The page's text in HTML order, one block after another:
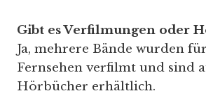
Gibt es Verfilmungen oder
Ja, mehrere Bände wurden
Fernsehen verfilmt und sind
Hörbücher erhältlich.